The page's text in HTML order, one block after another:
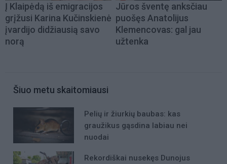
Į Klaipėdą iš emigracijos
grįžusi Karina Kučinskienė
įvardijo didžiausią savo
norą
Jūros šventę anksčiau
puošęs Anatolijus
Klemencovas: gal jau
užtenka
Šiuo metu skaitomiausi
Pelių ir žiurkių baubas: kas
graužikus gąsdina labiau nei
nuodai
Rekordiškai nusekęs Dunojus